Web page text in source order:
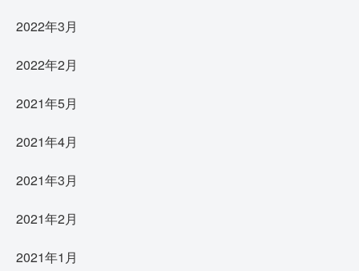
2022年3月
2022年2月
2021年5月
2021年4月
2021年3月
2021年2月
2021年1月